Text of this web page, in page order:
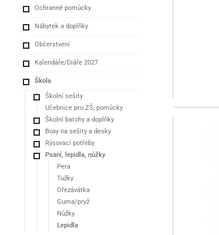
Ochranné pomůcky
Nábytek a doplňky
Občerstvení
Kalendáře/Diáře 2027
Škola
Školní sešity
Učebnice pro ZŠ, pomůcky
Školní batohy a doplňky
Boxy na sešity a desky
Rýsovací potřeby
Psaní, lepidla, nůžky
Pera
Tužky
Ořezávátka
Guma/pryž
Nůžky
Lepidla